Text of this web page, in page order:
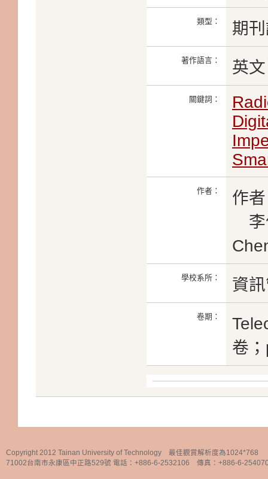
類型： 期
著作語言： 英文
關鍵詞：
作者：
作
李
學校系所： 資
卷期：
卷
Copyright 2012 Tainan University of Technology 最佳觀賞解析度為1024*768
71002台南市永康區中正路529號 電話：+886-6-2532106 傳真：+886-6-